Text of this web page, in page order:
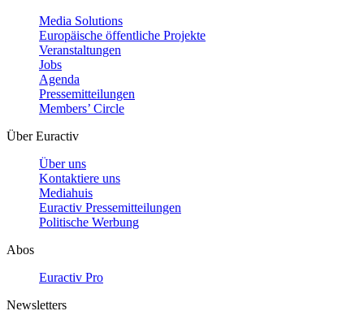
Media Solutions
Europäische öffentliche Projekte
Veranstaltungen
Jobs
Agenda
Pressemitteilungen
Members’ Circle
Über Euractiv
Über uns
Kontaktiere uns
Mediahuis
Euractiv Pressemitteilungen
Politische Werbung
Abos
Euractiv Pro
Newsletters